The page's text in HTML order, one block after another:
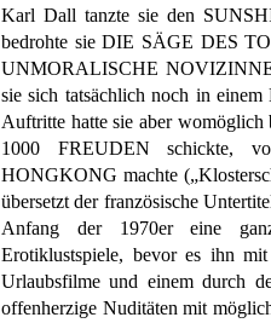
Karl Dall tanzte sie den
bedrohte sie DIE SÄGE DES
UNMORALISCHE
sie sich tatsächlich noch in
Auftritte hatte sie aber
1000 FREUDEN schickte,
HONGKONG machte
übersetzt der französische
Anfang der 1970er eine
Erotiklustspiele, bevor es ihn
Urlaubsfilme und einem durch
offenherzige Nuditäten mit